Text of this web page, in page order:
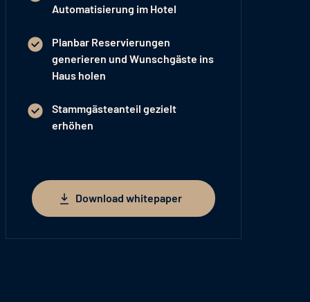
Automatisierung im Hotel
Planbar Reservierungen
generieren und Wunschgäste ins
Haus holen
Stammgästeanteil gezielt
erhöhen
Download whitepaper
Download whitepaper